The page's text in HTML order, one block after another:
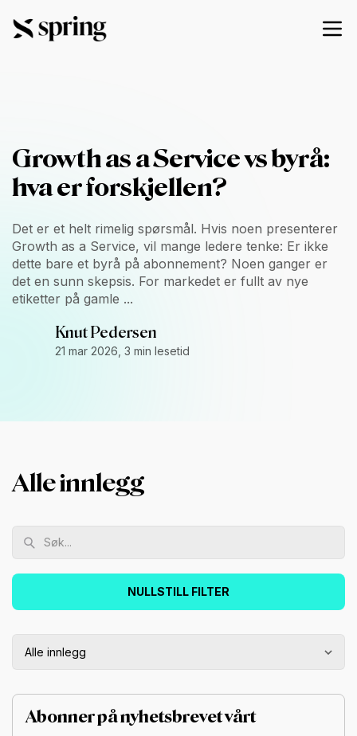
Growth as a Service vs byrå:
hva er forskjellen?
Det er et helt rimelig spørsmål. Hvis noen presenterer
Growth as a Service, vil mange ledere tenke: Er ikke
dette bare et byrå på abonnement? Noen ganger er
det en sunn skepsis. For markedet er fullt av nye
etiketter på gamle ...
Knut Pedersen
21 mar 2026, 3 min lesetid
Alle innlegg
NULLSTILL FILTER
Alle innlegg
Abonner på nyhetsbrevet vårt